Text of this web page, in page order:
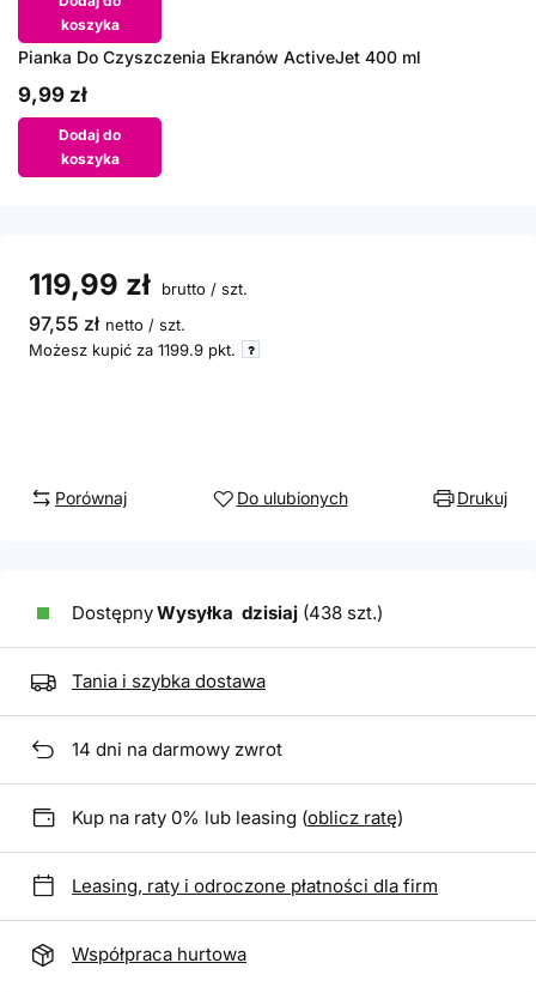
koszyka
Pianka Do Czyszczenia Ekranów ActiveJet 400 ml
9,99 zł
Dodaj do
koszyka
119,99 zł brutto / szt.
97,55 zł netto / szt.
Możesz kupić za 1199.9 pkt.
Porównaj Do ulubionych Drukuj
DostępnyWysyłka dzisiaj (438 szt.)
Tania i szybka dostawa
14 dni na darmowy zwrot
Kup na raty 0% lub leasing (oblicz ratę)
Leasing, raty i odroczone płatności dla firm
Współpraca hurtowa